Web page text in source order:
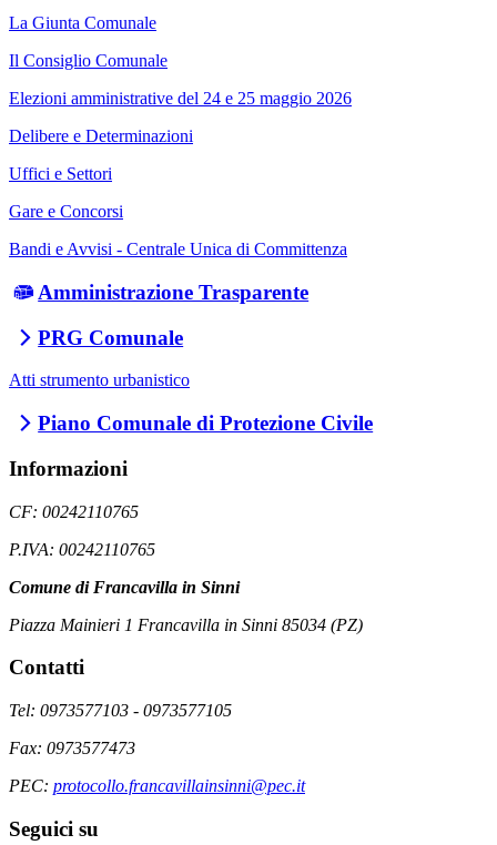
La Giunta Comunale
Il Consiglio Comunale
Elezioni amministrative del 24 e 25 maggio 2026
Delibere e Determinazioni
Uffici e Settori
Gare e Concorsi
Bandi e Avvisi - Centrale Unica di Committenza
Amministrazione Trasparente
PRG Comunale
Atti strumento urbanistico
Piano Comunale di Protezione Civile
Informazioni
CF: 00242110765
P.IVA: 00242110765
Comune di Francavilla in Sinni
Piazza Mainieri 1 Francavilla in Sinni 85034 (PZ)
Contatti
Tel: 0973577103 - 0973577105
Fax: 0973577473
PEC: protocollo.francavillainsinni@pec.it
Seguici su